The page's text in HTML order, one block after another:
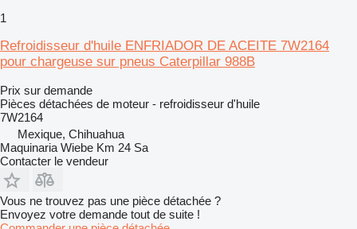
1
Refroidisseur d'huile ENFRIADOR DE ACEITE 7W2164
pour chargeuse sur pneus Caterpillar 988B
Prix sur demande
Pièces détachées de moteur - refroidisseur d'huile
7W2164
Mexique, Chihuahua
Maquinaria Wiebe Km 24 Sa
Contacter le vendeur
Vous ne trouvez pas une pièce détachée ?
Envoyez votre demande tout de suite !